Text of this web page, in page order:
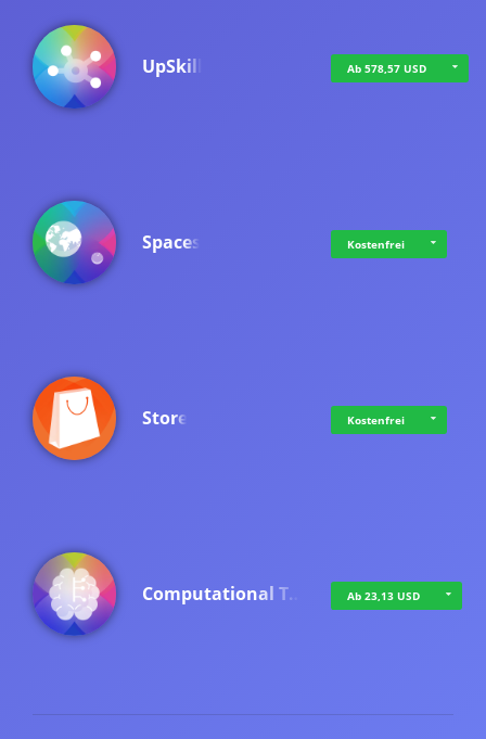
UpSkill Ab 578,57 USD
Spaces Kostenfrei
Store Kostenfrei
Computational T… Ab 23,13 USD